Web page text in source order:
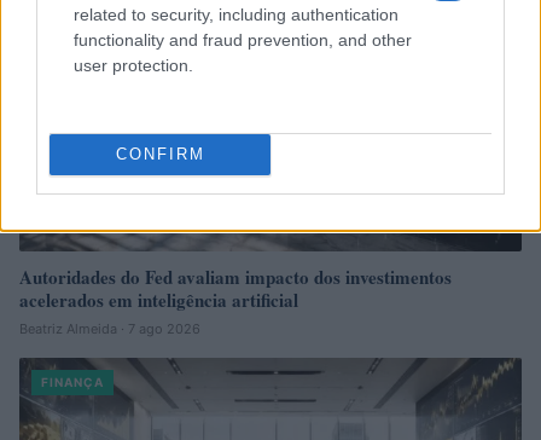
related to security, including authentication
functionality and fraud prevention, and other
user protection.
CONFIRM
Autoridades do Fed avaliam impacto dos investimentos
acelerados em inteligência artificial
Beatriz Almeida · 7 ago 2026
FINANÇA